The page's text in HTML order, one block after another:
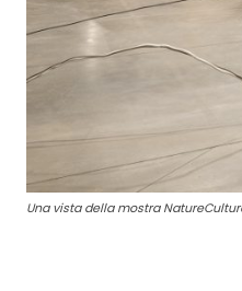
Una vista della mostra